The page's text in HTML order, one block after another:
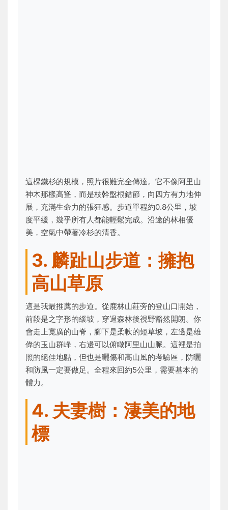
這棵鐵杉的規模，照片很難完全傳達。它不像阿里山
神木那樣高聳，而是枝幹盤根錯節，向四方有力地伸
展，充滿生命力的張狂感。步道單程約0.8公里，坡
度平緩，幾乎所有人都能輕鬆完成。沿途的林相優
美，空氣中帶著冷杉的清香。
3. 麟趾山步道：擁抱
高山草原
這是我最推薦的步道。從鹿林山莊旁的登山口開始，
前段是之字形的緩坡，穿過森林後視野豁然開朗。你
會走上寬廣的山脊，腳下是柔軟的短草坡，左邊是雄
偉的玉山群峰，右邊可以俯瞰阿里山山脈。這裡是拍
照的絕佳地點，但也是曬傷和高山風的考驗區，防曬
和防風一定要做足。全程來回約5公里，需要基本的
體力。
4. 夫妻樹：淒美的地
標